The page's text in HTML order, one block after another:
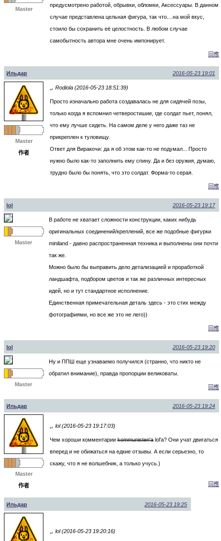
Master
предусмотрено работой, обрывки, обломки, Аксессуары. В данном
случае представлена цельная фигура, так что....на мой вкус,
стоило бы сохранить её целостность. В любом случае
самобытность автора мне очень импонирует.
回應
Ильдар 2016-05-23 19:01
Master
作者
↵ Rodiola (2016-05-23 18:51:39)
Просто изначально работа создавалась не для сидячей позы,
только когда я вспомнил четверостишие, где солдат пьет, понял,
что ему лучше сидеть. На самом деле у него даже таз не
прикреплен к туловищу.
Ответ для Виракочи: да я об этом как-то не подумал... Просто
нужно было как-то заполнить ему спину. Да и без оружия, думаю,
трудно было бы понять, что это солдат. Форма-то серая.
回應
lol 2016-05-23 19:17
Master
В работе не хватает сложности конструкции, каких нибудь
оригинальных соединений/креплений, все же подобные фигурки
miniland - давно распространенная техника и выполнены они почти
так же.
Можно было бы выправить дело детализацией и проработкой
ландшафта, подбором цветов и так же различных интересных
идей, но и тут стандартное исполнение.
Единственная примечательная деталь здесь - это стих между
фотографиями, но все же это не лего))
回應
lol 2016-05-23 19:20
Master
Ну и ППШ еще узнаваемо получился (странно, что никто не
обратил внимание), правда пропорции великоваты.
回應
Ильдар 2016-05-23 19:24
Master
作者
↵ lol (2016-05-23 19:17:03)
Чем хороши комментарии kommunisten'a lol'a? Они учат двигаться
вперед и не обижаться на едкие отзывы. А если серьезно, то
скажу, что я не волшебник, а только учусь.)
回應
Ильдар 2016-05-23 19:25
↵ lol (2016-05-23 19:20:16)